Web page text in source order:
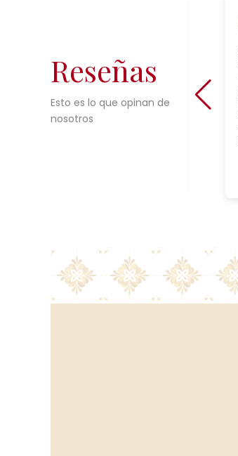
Reseñas
Esto es lo que opinan de
nosotros
lamp shop in Seville, Spain which
sells incredible choices of
bespoke artisan crafted lighting.
During our trip to Seville in February,
remind us of our wonderful trip to
Seville. Highly recommend this